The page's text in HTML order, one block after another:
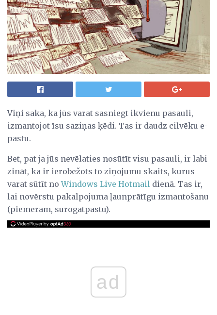
Viņi saka, ka jūs varat sasniegt ikvienu pasauli,
izmantojot īsu saziņas ķēdi. Tas ir daudz cilvēku e-
pastu.
Bet, pat ja jūs nevēlaties nosūtīt visu pasauli, ir labi
zināt, ka ir ierobežots to ziņojumu skaits, kurus
varat sūtīt noWindows Live Hotmail dienā. Tas ir,
lai novērstu pakalpojuma ļaunprātīgu izmantošanu
(piemēram, surogātpastu).
ad